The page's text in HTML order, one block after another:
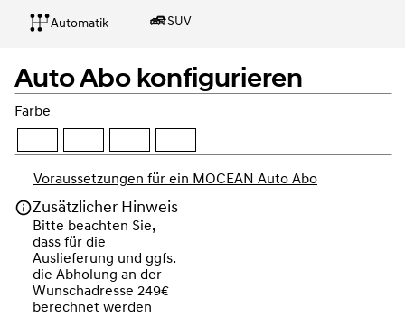
Automatik SUV
Auto Abo konfigurieren
Farbe
Voraussetzungen für ein MOCEAN Auto Abo
Zusätzlicher Hinweis
Bitte beachten Sie,
dass für die
Auslieferung und ggfs.
die Abholung an der
Wunschadresse 249€
berechnet werden